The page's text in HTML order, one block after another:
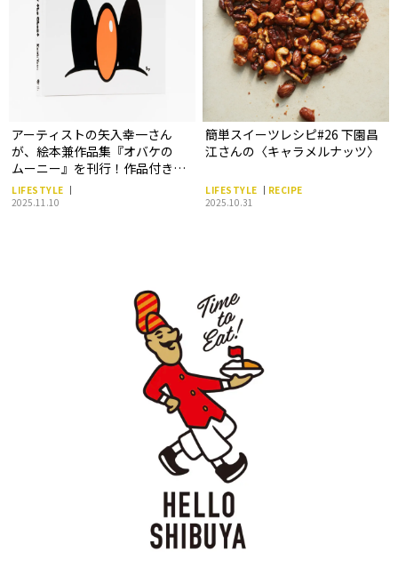
アーティストの矢入幸一さん
が、絵本兼作品集『オバケの
ムーニー』を刊行！作品付き特
別限定版の販売も
LIFESTYLE
2025.11.10
簡単スイーツレシピ#26 下園昌
江さんの〈キャラメルナッツ〉
LIFESTYLE
RECIPE
2025.10.31